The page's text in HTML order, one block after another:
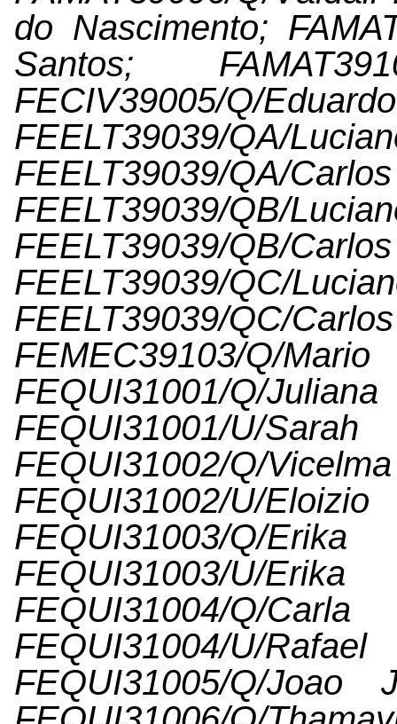
do Nascimento;
Santos;
FECIV39005/Q/
FEELT39039/
FEELT39039/QA/
FEELT39039/
FEELT39039/QB/
FEELT39039/
FEELT39039/QC/
FEMEC39103/
FEQUI31001/Q/
FEQUI31001/U/
FEQUI31002/Q/
FEQUI31002/
FEQUI31003/Q/
FEQUI31003/U/
FEQUI31004/
FEQUI31004/
FEQUI31005/Q/Joao